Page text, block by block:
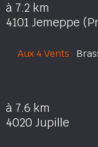
à 7.2 km
4101 Jemeppe
Aux 4 Vents
à 7.6 km
4020 Jupille